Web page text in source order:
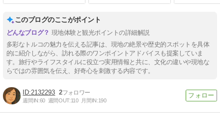
このブログのここがポイント
現地体験と観光ポイントの詳細解説
多彩なトルコの魅力を伝える記事は、現地の絶景や歴史的スポットを具体
的に紹介しながら、訪れる際のワンポイントアドバイスも提案していま
す。旅行やライフスタイルに役立つ実用情報と共に、文化の違いや現地な
らではの雰囲気を伝え、好奇心を刺激する内容です。
2132293 2
週間IN:60 週間OUT:110 月間IN:190